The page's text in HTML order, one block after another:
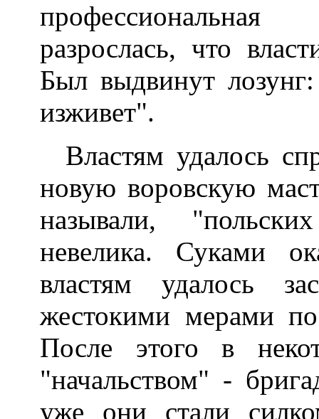
профессиональная
разрослась, что
Был выдвинут
изживет".
Властям удалось
новую воровскую
называли,
невелика. Суками
властям удалось
жестокими мерами
После этого в
"начальством" -
уже они стали